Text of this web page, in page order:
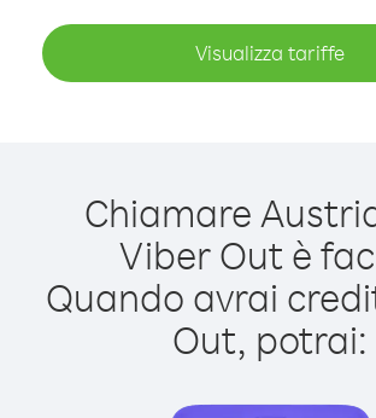
Visualizza tariffe
Chiamare
Viber Out è
Quando avrai
Out, potrai: